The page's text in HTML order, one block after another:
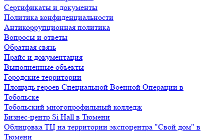
Сертификаты и документы
Политика конфиденциальности
Антикоррупционная политика
Вопросы и ответы
Обратная связь
Прайс и документация
Выполненные объекты
Городские территории
Площадь героев Специальной Военной Операции в
Тобольске
Тобольский многопрофильный колледж
Бизнес-центр Si Hall в Тюмени
Облицовка ТЦ на территории экспоцентра "Свой дом" в
Тюмени